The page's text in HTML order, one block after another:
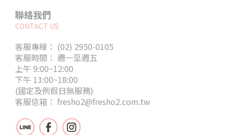
聯絡我們
CONTACT US
客服專線： (02) 2950-0105
客服時間： 週一至週五
上午 9:00~12:00
下午 13:00~18:00
(國定及例假日無服務)
客服信箱： fresho2@fresho2.com.tw